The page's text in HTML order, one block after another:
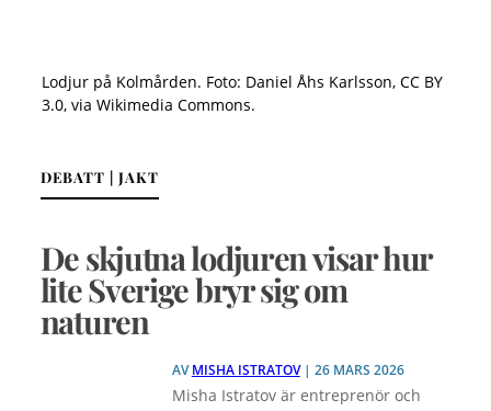
Lodjur på Kolmården. Foto: Daniel Åhs Karlsson, CC BY
3.0, via Wikimedia Commons.
DEBATT | JAKT
De skjutna lodjuren visar hur
lite Sverige bryr sig om
naturen
AVMISHA ISTRATOV| 26 MARS 2026
Misha Istratov är entreprenör och